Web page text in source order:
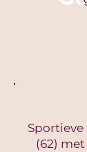
(62)